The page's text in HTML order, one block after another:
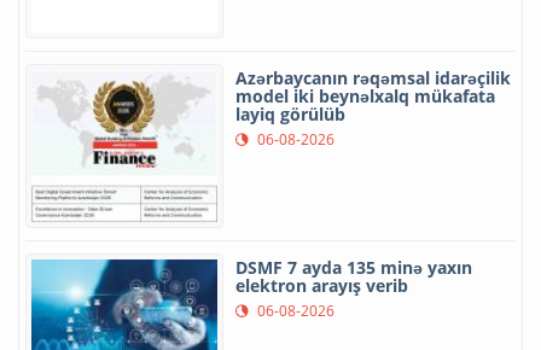
Azərbaycanın rəqəmsal idarəçilik
model iki beynəlxalq mükafata
layiq görülüb
06-08-2026
DSMF 7 ayda 135 minə yaxın
elektron arayış verib
06-08-2026